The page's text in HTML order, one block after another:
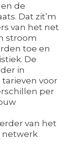
de
Dat zit’m
van het net
stroom
toe en
De
in
voor
per
van het
netwerk